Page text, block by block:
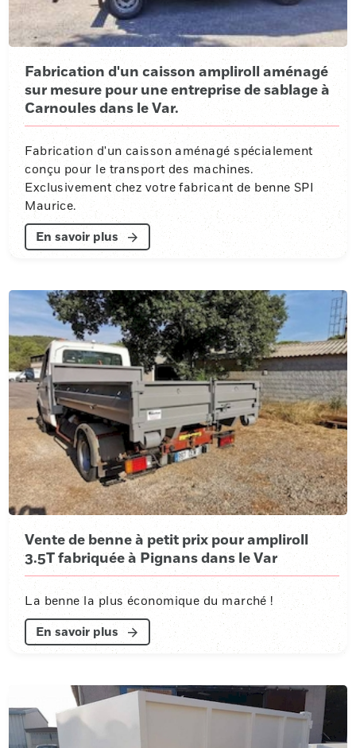
Fabrication d'un caisson ampliroll aménagé
sur mesure pour une entreprise de sablage à
Carnoules dans le Var.
Fabrication d'un caisson aménagé spécialement
conçu pour le transport des machines.
Exclusivement chez votre fabricant de benne SPI
Maurice.
En savoir plus
Vente de benne à petit prix pour ampliroll
3.5T fabriquée à Pignans dans le Var
La benne la plus économique du marché !
En savoir plus